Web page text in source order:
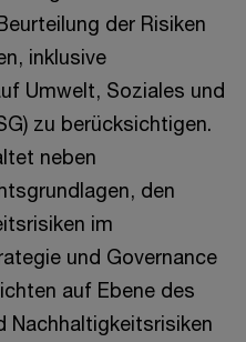
der Risiken
inklusive
Umwelt, Soziales und
zu berücksichtigen.
neben
den
im
und Governance
auf Ebene des
Nachhaltigkeitsrisiken